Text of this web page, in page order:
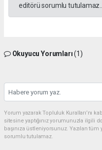
editörü sorumlu tutulamaz...
Okuyucu Yorumları(1)
Yorum yazarak Topluluk Kuralları’nı
sitesine yaptığınız yorumunuzla ilgili
başınıza üstleniyorsunuz. Yazılan
sorumlu tutulamaz.